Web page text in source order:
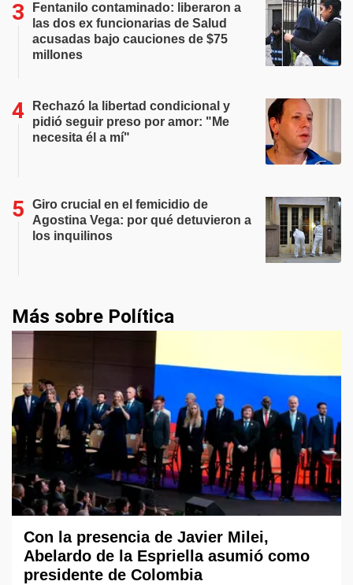
Fentanilo contaminado: liberaron a
las dos ex funcionarias de Salud
acusadas bajo cauciones de $75
millones
Rechazó la libertad condicional y
pidió seguir preso por amor: "Me
necesita él a mí"
Giro crucial en el femicidio de
Agostina Vega: por qué detuvieron a
los inquilinos
Más sobre Política
Con la presencia de Javier Milei,
Abelardo de la Espriella asumió como
presidente de Colombia